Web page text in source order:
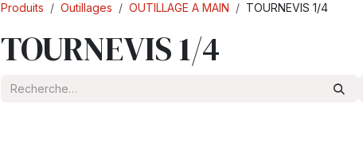
Produits Outillages OUTILLAGE A MAIN TOURNEVIS 1/4
TOURNEVIS 1/4